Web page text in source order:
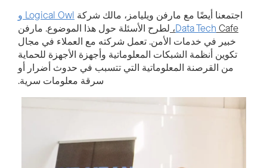
اجتمعنا أيضًا مع مارفن ويليامز، مالك شركة
Logical Owl و
Data TechCafe،
لطرح الأسئلة حول هذا الموضوع. مارفن
خبير في خدمات الأمن. تعمل شركته مع العملاء في مجال
تكوين أنظمة الشبكات المعلوماتية وأجهزة الأجهزة للحماية
من القرصنة المعلوماتية التي تتسبب في حدوث أضرار أو
سرقة معلومات سرية.